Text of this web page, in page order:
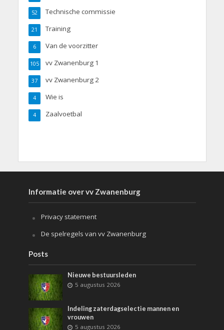
Technische commissie
52
Training
21
Van de voorzitter
6
vv Zwanenburg 1
105
vv Zwanenburg 2
37
Wie is
4
Zaalvoetbal
4
Informatie over vv Zwanenburg
Privacy statement
De spelregels van vv Zwanenburg
Posts
Nieuwe bestuursleden
5 augustus 2026
Indeling zaterdagselectie mannen en
vrouwen
5 augustus 2026